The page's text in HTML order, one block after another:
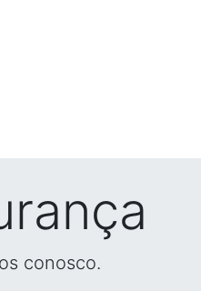
conosco.